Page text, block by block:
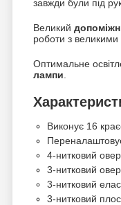
завжди були під
Великий
роботи з
Оптимальне
лампи
Виконує 16
4-нитковий
3-нитковий
3-нитковий
3-нитковий